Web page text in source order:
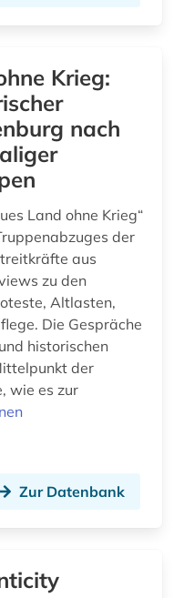
Krieg:
nach
Land ohne Krieg“
der
aus
zu den
Altlasten,
Die Gespräche
historischen
der
wie es zur
Zur Datenbank